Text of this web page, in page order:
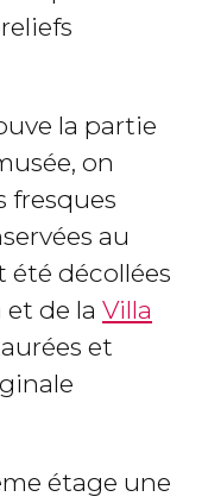
la partie
on
fresques
au
été décollées
et de la Villa
et
étage une